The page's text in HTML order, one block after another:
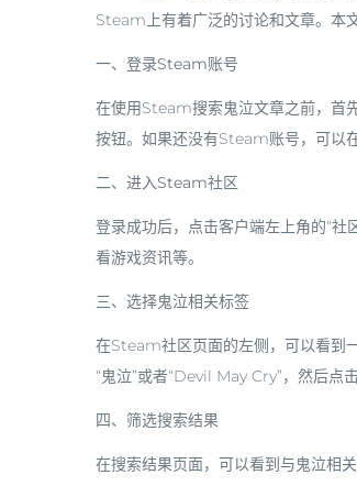
Steam上有着广泛的讨论和文章。本
一、登录Steam账号
在使用Steam搜索鬼泣文章之前，首
按钮。如果还没有Steam账号，可以
二、进入Steam社区
登录成功后，点击客户端左上角的“
看游戏资讯等。
三、选择鬼泣相关标签
在Steam社区页面的左侧，可以看到
“鬼泣”或者“Devil May Cry”，然后点
四、筛选搜索结果
在搜索结果页面，可以看到与鬼泣相